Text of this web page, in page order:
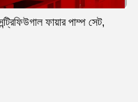
ফায়ার পাম্প সেট,